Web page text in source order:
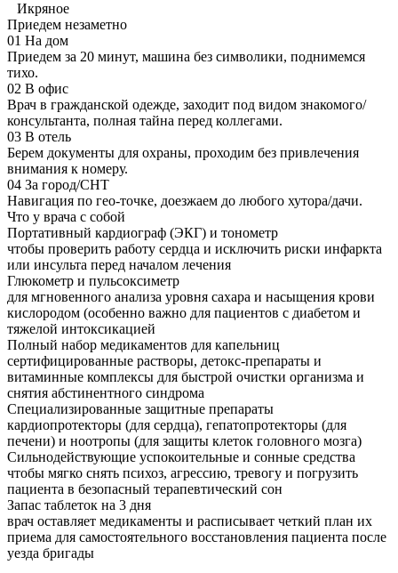
Икряное
Приедем незаметно
01 На дом
Приедем за 20 минут, машина без символики, поднимемся
тихо.
02 В офис
Врач в гражданской одежде, заходит под видом знакомого/
консультанта, полная тайна перед коллегами.
03 В отель
Берем документы для охраны, проходим без привлечения
внимания к номеру.
04 За город/СНТ
Навигация по гео-точке, доезжаем до любого хутора/дачи.
Что у врача с собой
Портативный кардиограф (ЭКГ) и тонометр
чтобы проверить работу сердца и исключить риски инфаркта
или инсульта перед началом лечения
Глюкометр и пульсоксиметр
для мгновенного анализа уровня сахара и насыщения крови
кислородом (особенно важно для пациентов с диабетом и
тяжелой интоксикацией
Полный набор медикаментов для капельниц
сертифицированные растворы, детокс-препараты и
витаминные комплексы для быстрой очистки организма и
снятия абстинентного синдрома
Специализированные защитные препараты
кардиопротекторы (для сердца), гепатопротекторы (для
печени) и ноотропы (для защиты клеток головного мозга)
Сильнодействующие успокоительные и сонные средства
чтобы мягко снять психоз, агрессию, тревогу и погрузить
пациента в безопасный терапевтический сон
Запас таблеток на 3 дня
врач оставляет медикаменты и расписывает четкий план их
приема для самостоятельного восстановления пациента после
уезда бригады